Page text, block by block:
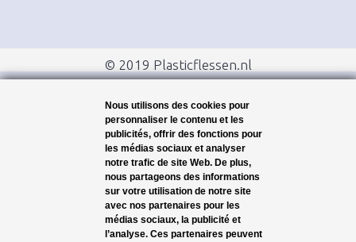
© 2019 Plasticflessen.nl
Nous utilisons des cookies pour
personnaliser le contenu et les
publicités, offrir des fonctions pour
les médias sociaux et analyser
notre trafic de site Web. De plus,
nous partageons des informations
sur votre utilisation de notre site
avec nos partenaires pour les
médias sociaux, la publicité et
l’analyse. Ces partenaires peuvent